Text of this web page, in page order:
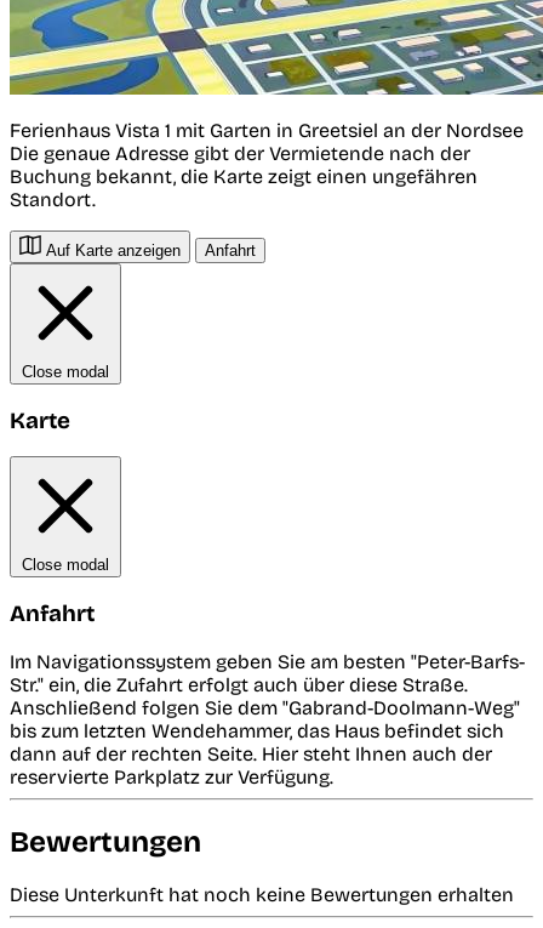
Ferienhaus Vista 1 mit Garten in Greetsiel an der Nordsee
Die genaue Adresse gibt der Vermietende nach der
Buchung bekannt, die Karte zeigt einen ungefähren
Standort.
Auf Karte anzeigen Anfahrt
Close modal
Karte
Close modal
Anfahrt
Im Navigationssystem geben Sie am besten "Peter-Barfs-
Str." ein, die Zufahrt erfolgt auch über diese Straße.
Anschließend folgen Sie dem "Gabrand-Doolmann-Weg"
bis zum letzten Wendehammer, das Haus befindet sich
dann auf der rechten Seite. Hier steht Ihnen auch der
reservierte Parkplatz zur Verfügung.
Bewertungen
Diese Unterkunft hat noch keine Bewertungen erhalten